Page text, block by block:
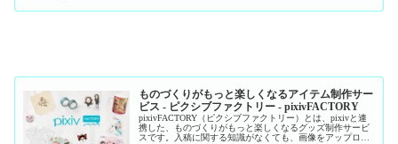
ものづくりがもっと楽しくなるアイテム制作サー
ビス - ピクシブファクトリー - pixivFACTORY
pixivFACTORY（ピクシブファクトリー）とは、pixivと連
携した、ものづくりがもっと楽しくなるグッズ制作サービ
スです。入稿に関する知識がなくても、画像をアップロー